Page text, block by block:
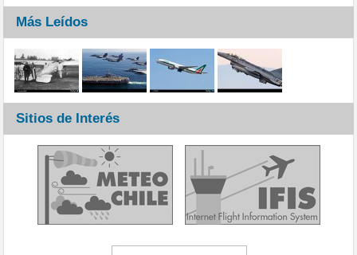
Más Leídos
Sitios de Interés